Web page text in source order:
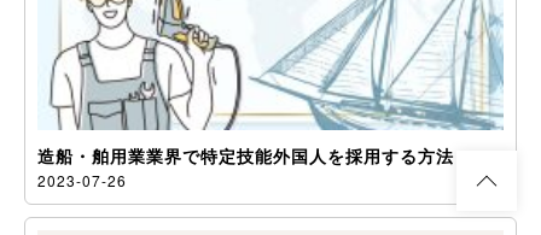
造船・舶用業業界で特定技能外国人を採用する方法
2023-07-26